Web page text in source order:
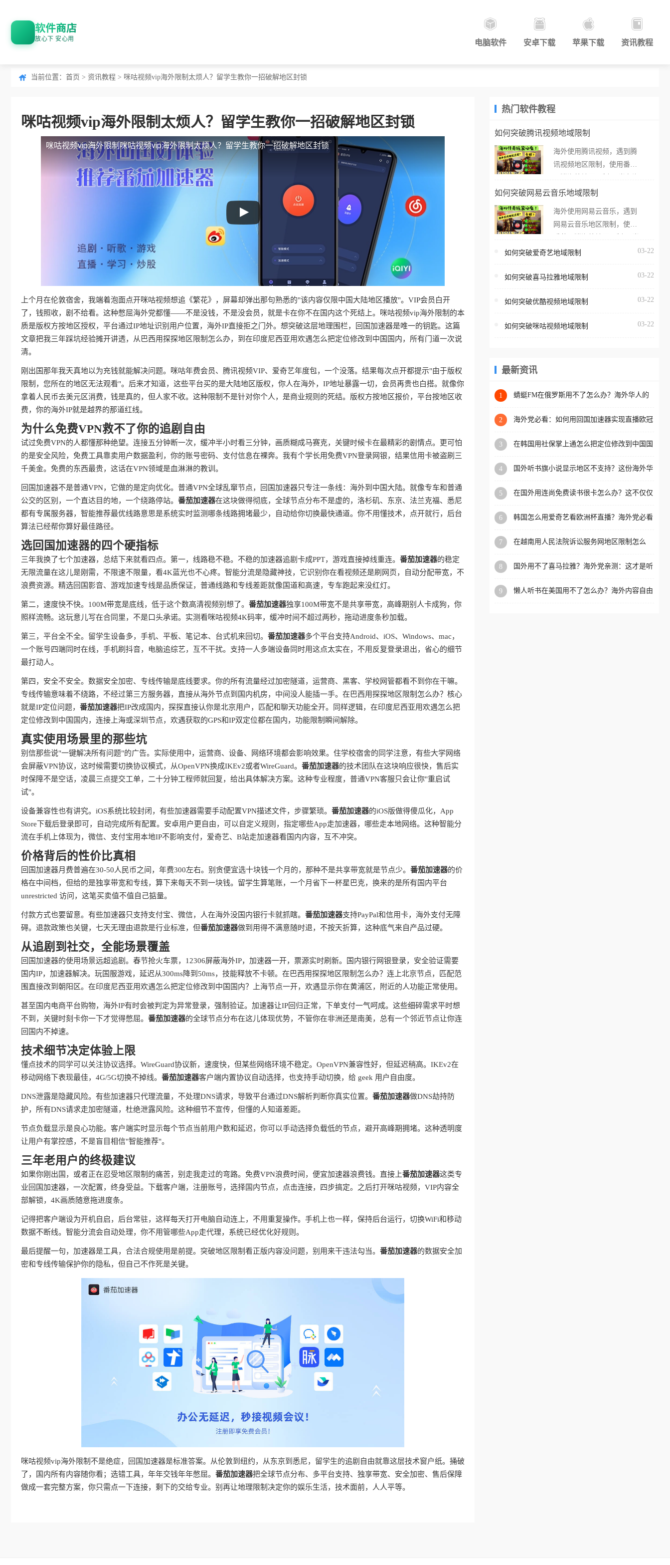
软件商店
放心下 安心用 电脑软件 安卓下载 苹果下载 资讯教程
当前位置： 首页 > 资讯教程 > 咪咕视频vip海外限制太烦人？留学生教你一招破解地区封锁
咪咕视频vip海外限制太烦人？留学生教你一招破解地区封锁
咪咕视频vip海外限制咪咕视频vip海外限制太烦人？留学生教你一招破解地区封锁
上个月在伦敦宿舍，我端着泡面点开咪咕视频想追《繁花》，屏幕却弹出那句熟悉的"该内容仅限中国大陆地区播放"。VIP会员白开
了，钱照收，剧不给看。这种憋屈海外党都懂——不是没钱，不是没会员，就是卡在你不在国内这个死结上。咪咕视频vip海外限制的本
质是版权方按地区授权，平台通过IP地址识别用户位置，海外IP直接拒之门外。想突破这层地理围栏，回国加速器是唯一的钥匙。这篇
文章把我三年踩坑经验摊开讲透，从巴西用探探地区限制怎么办，到在印度尼西亚用欢遇怎么把定位修改到中国国内，所有门道一次说
清。
刚出国那年我天真地以为充钱就能解决问题。咪咕年费会员、腾讯视频VIP、爱奇艺年度包，一个没落。结果每次点开都提示"由于版权
限制，您所在的地区无法观看"。后来才知道，这些平台买的是大陆地区版权，你人在海外，IP地址暴露一切，会员再贵也白搭。就像你
拿着人民币去美元区消费，钱是真的，但人家不收。这种限制不是针对你个人，是商业规则的死结。版权方按地区报价，平台按地区收
费，你的海外IP就是越界的那道红线。
为什么免费VPN救不了你的追剧自由
试过免费VPN的人都懂那种绝望。连接五分钟断一次，缓冲半小时看三分钟，画质糊成马赛克，关键时候卡在最精彩的剧情点。更可怕
的是安全风险，免费工具靠卖用户数据盈利，你的账号密码、支付信息在裸奔。我有个学长用免费VPN登录网银，结果信用卡被盗刷三
千美金。免费的东西最贵，这话在VPN领域是血淋淋的教训。
回国加速器不是普通VPN，它做的是定向优化。普通VPN全球乱窜节点，回国加速器只专注一条线：海外到中国大陆。就像专车和普通
公交的区别，一个直达目的地，一个绕路停站。 番茄加速器在这块做得彻底，全球节点分布不是虚的，洛杉矶、东京、法兰克福、悉尼
都有专属服务器，智能推荐最优线路意思是系统实时监测哪条线路拥堵最少，自动给你切换最快通道。你不用懂技术，点开就行，后台
算法已经帮你算好最佳路径。
选回国加速器的四个硬指标
三年我换了七个加速器，总结下来就看四点。第一，线路稳不稳。不稳的加速器追剧卡成PPT，游戏直接掉线重连。 番茄加速器的稳定
无限流量在这儿是刚需，不限速不限量，看4K蓝光也不心疼。智能分流是隐藏神技，它识别你在看视频还是刷网页，自动分配带宽，不
浪费资源。精选回国影音、游戏加速专线是品质保证，普通线路和专线差距就像国道和高速，专车跑起来没红灯。
第二，速度快不快。100M带宽是底线，低于这个数高清视频别想了。 番茄加速器独享100M带宽不是共享带宽，高峰期别人卡成狗，你
照样流畅。这玩意儿写在合同里，不是口头承诺。实测看咪咕视频4K码率，缓冲时间不超过两秒，拖动进度条秒加载。
第三，平台全不全。留学生设备多，手机、平板、笔记本、台式机来回切。 番茄加速器多个平台支持Android、iOS、Windows、mac，
一个账号四端同时在线，手机刷抖音，电脑追综艺，互不干扰。支持一人多端设备同时用这点太实在，不用反复登录退出，省心的细节
最打动人。
第四，安全不安全。数据安全加密、专线传输是底线要求。你的所有流量经过加密隧道，运营商、黑客、学校网管都看不到你在干嘛。
专线传输意味着不绕路，不经过第三方服务器，直接从海外节点到国内机房，中间没人能插一手。在巴西用探探地区限制怎么办？核心
就是IP定位问题， 番茄加速器把IP改成国内，探探直接认你是北京用户，匹配和聊天功能全开。同样逻辑，在印度尼西亚用欢遇怎么把
定位修改到中国国内，连接上海或深圳节点，欢遇获取的GPS和IP双定位都在国内，功能限制瞬间解除。
真实使用场景里的那些坑
别信那些说"一键解决所有问题"的广告。实际使用中，运营商、设备、网络环境都会影响效果。住学校宿舍的同学注意，有些大学网络
会屏蔽VPN协议，这时候需要切换协议模式，从OpenVPN换成IKEv2或者WireGuard。 番茄加速器的技术团队在这块响应很快，售后实
时保障不是空话，凌晨三点提交工单，二十分钟工程师就回复，给出具体解决方案。这种专业程度，普通VPN客服只会让你"重启试
试"。
设备兼容性也有讲究。iOS系统比较封闭，有些加速器需要手动配置VPN描述文件，步骤繁琐。 番茄加速器的iOS版做得傻瓜化，App
Store下载后登录即可，自动完成所有配置。安卓用户更自由，可以自定义规则，指定哪些App走加速器，哪些走本地网络。这种智能分
流在手机上体现为，微信、支付宝用本地IP不影响支付，爱奇艺、B站走加速器看国内内容，互不冲突。
价格背后的性价比真相
回国加速器月费普遍在30-50人民币之间，年费300左右。别贪便宜选十块钱一个月的，那种不是共享带宽就是节点少。 番茄加速器的价
格在中间档，但给的是独享带宽和专线，算下来每天不到一块钱。留学生算笔账，一个月省下一杯星巴克，换来的是所有国内平台
unrestricted 访问，这笔买卖值不值自己掂量。
付款方式也要留意。有些加速器只支持支付宝、微信，人在海外没国内银行卡就抓瞎。 番茄加速器支持PayPal和信用卡，海外支付无障
碍。退款政策也关键，七天无理由退款是行业标准，但番茄加速器做到用得不满意随时退，不按天折算，这种底气来自产品过硬。
从追剧到社交，全能场景覆盖
回国加速器的使用场景远超追剧。春节抢火车票，12306屏蔽海外IP，加速器一开，票源实时刷新。国内银行网银登录，安全验证需要
国内IP，加速器解决。玩国服游戏，延迟从300ms降到50ms，技能释放不卡顿。在巴西用探探地区限制怎么办？连上北京节点，匹配范
围直接改到朝阳区。在印度尼西亚用欢遇怎么把定位修改到中国国内？上海节点一开，欢遇显示你在黄浦区，附近的人功能正常使用。
甚至国内电商平台购物，海外IP有时会被判定为异常登录，强制验证。加速器让IP回归正常，下单支付一气呵成。这些细碎需求平时想
不到，关键时刻卡你一下才觉得憋屈。 番茄加速器的全球节点分布在这儿体现优势，不管你在非洲还是南美，总有一个邻近节点让你连
回国内不掉速。
技术细节决定体验上限
懂点技术的同学可以关注协议选择。WireGuard协议新，速度快，但某些网络环境不稳定。OpenVPN兼容性好，但延迟稍高。IKEv2在
移动网络下表现最佳，4G/5G切换不掉线。 番茄加速器客户端内置协议自动选择，也支持手动切换，给 geek 用户自由度。
DNS泄露是隐藏风险。有些加速器只代理流量，不处理DNS请求，导致平台通过DNS解析判断你真实位置。 番茄加速器做DNS劫持防
护，所有DNS请求走加密隧道，杜绝泄露风险。这种细节不宣传，但懂的人知道差距。
节点负载显示是良心功能。客户端实时显示每个节点当前用户数和延迟，你可以手动选择负载低的节点，避开高峰期拥堵。这种透明度
让用户有掌控感，不是盲目相信"智能推荐"。
三年老用户的终极建议
如果你刚出国，或者正在忍受地区限制的痛苦，别走我走过的弯路。免费VPN浪费时间，便宜加速器浪费钱。直接上番茄加速器这类专
业回国加速器，一次配置，终身受益。下载客户端，注册账号，选择国内节点，点击连接，四步搞定。之后打开咪咕视频，VIP内容全
部解锁，4K画质随意拖进度条。
记得把客户端设为开机自启，后台常驻，这样每天打开电脑自动连上，不用重复操作。手机上也一样，保持后台运行，切换WiFi和移动
数据不断线。智能分流会自动处理，你不用管哪些App走代理，系统已经优化好规则。
最后提醒一句，加速器是工具，合法合规使用是前提。突破地区限制看正版内容没问题，别用来干违法勾当。 番茄加速器的数据安全加
密和专线传输保护你的隐私，但自己不作死是关键。
咪咕视频vip海外限制不是绝症，回国加速器是标准答案。从伦敦到纽约，从东京到悉尼，留学生的追剧自由就靠这层技术窗户纸。捅破
了，国内所有内容随你看；选错工具，年年交钱年年憋屈。 番茄加速器把全球节点分布、多平台支持、独享带宽、安全加密、售后保障
做成一套完整方案，你只需点一下连接，剩下的交给专业。别再让地理限制决定你的娱乐生活，技术面前，人人平等。
热门软件教程
如何突破腾讯视频地域限制
海外使用腾讯视频，遇到腾
讯视频地区限制，使用番茄
外打开腾讯视频，却突然弹
地区无法播放”的提示语。
海外用户如香港、澳门、台
亚、欧洲等国家和地区时，
台一样，出现地区及版权限
地区播放。 遇到这个问题的
区工作、留学、定居等，都
权限制所困扰。
如何突破网易云音乐地域限制
海外使用网易云音乐，遇到
网易云音乐地区限制，使用
在海外打开网易云音乐，却
所在的地区无法播放”的提示
门、台湾、美国、加拿大、
区时，网易云音乐也会像其
回国加速器，即可解决「海
版权限制」的问题，无论人
国、加拿大、澳大利亚、欧
学、定居等，都可以使用，
扰。
如何突破爱奇艺地域限制 03-22
如何突破喜马拉雅地域限制 03-22
如何突破优酷视频地域限制 03-22
如何突破咪咕视频地域限制 03-22
最新资讯
1
蜻蜓FM在俄罗斯用不了怎么办？海外华人的
2
海外党必看：如何用回国加速器实现直播欧冠
3
在韩国用社保掌上通怎么把定位修改到中国国
4
国外听书旗小说显示地区不支持？这份海外华
5
在国外用连尚免费读书很卡怎么办？这不仅仅
6
韩国怎么用爱奇艺看欧洲杯直播？海外党必看
7
在越南用人民法院诉讼服务网地区限制怎么
8
国外用不了喜马拉雅？海外党亲测：这才是听
9
懒人听书在美国用不了怎么办？海外内容自由